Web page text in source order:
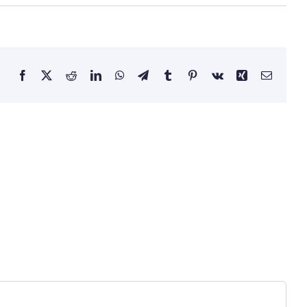
Facebook RedditLinkedInWhatsApp
TelegramTumblrPinterestVk Xing E-